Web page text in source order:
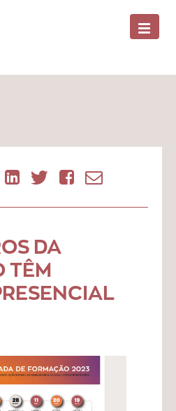
DA
TÊM